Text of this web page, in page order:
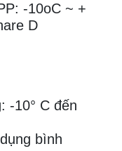
-10oC ~ +
D
-10° C đến
bình